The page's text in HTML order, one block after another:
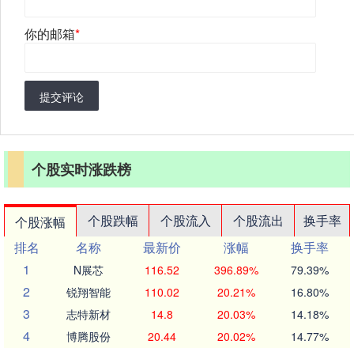
你的邮箱*
提交评论
个股实时涨跌榜
个股涨幅 个股跌幅 个股流入 个股流出
换手率
排名
名称 最新价 涨幅
换手率
1
N展芯 116.52 396.89% 79.39%
2 锐翔智能 110.02 20.21% 16.80%
3 志特新材 14.8 20.03% 14.18%
4 博腾股份 20.44 20.02% 14.77%